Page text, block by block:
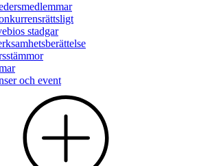
stadgar
och event